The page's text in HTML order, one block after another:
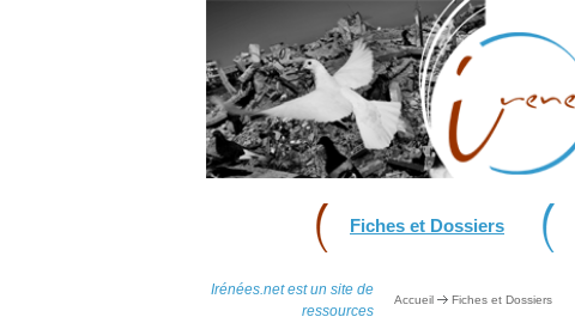
Fiches et Dossiers
Irénées.net est un site de
ressources
Accueil Fiches et Dossiers